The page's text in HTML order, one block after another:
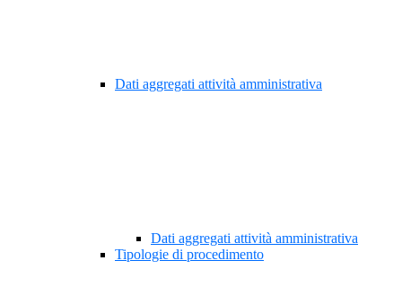
Dati aggregati attività amministrativa
Dati aggregati attività amministrativa
Tipologie di procedimento